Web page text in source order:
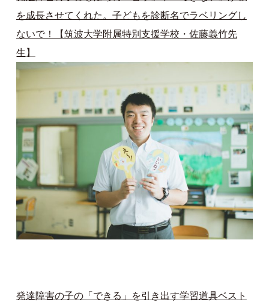
を成長させてくれた。子どもを診断名でラベリングし
ないで！【筑波大学附属特別支援学校・佐藤義竹先
生】
発達障害の子の「できる」を引き出す学習道具ベスト